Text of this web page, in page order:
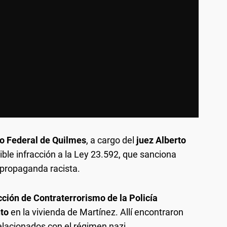
Federal de Quilmes, a cargo del juez Alberto
infracción a la Ley 23.592, que sanciona
racista.
de Contraterrorismo de la Policía
en la vivienda de Martínez. Allí encontraron